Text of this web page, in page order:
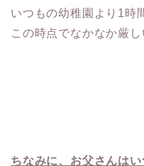
いつもの幼稚園より1時
この時点でなかなか厳し
ちなみに、お父さんはい